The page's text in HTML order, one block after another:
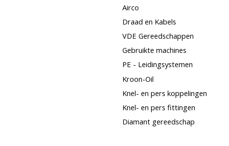
Airco
Draad en Kabels
VDE Gereedschappen
Gebruikte machines
PE - Leidingsystemen
Kroon-Oil
Knel- en pers koppelingen
Knel- en pers fittingen
Diamant gereedschap